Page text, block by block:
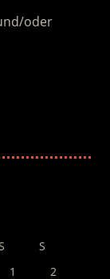
oder
S
1
2